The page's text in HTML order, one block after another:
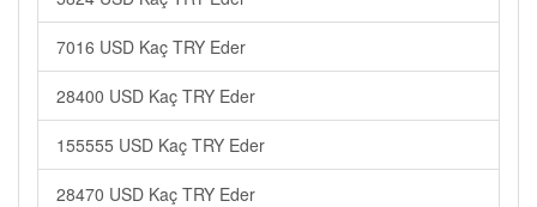
7016 USD Kaç TRY Eder
28400 USD Kaç TRY Eder
155555 USD Kaç TRY Eder
28470 USD Kaç TRY Eder